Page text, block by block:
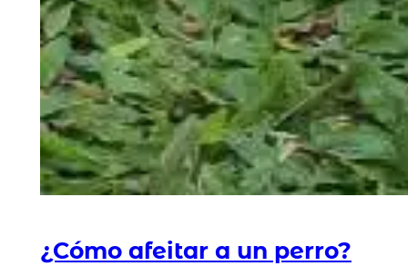
¿Cómo afeitar a un perro?